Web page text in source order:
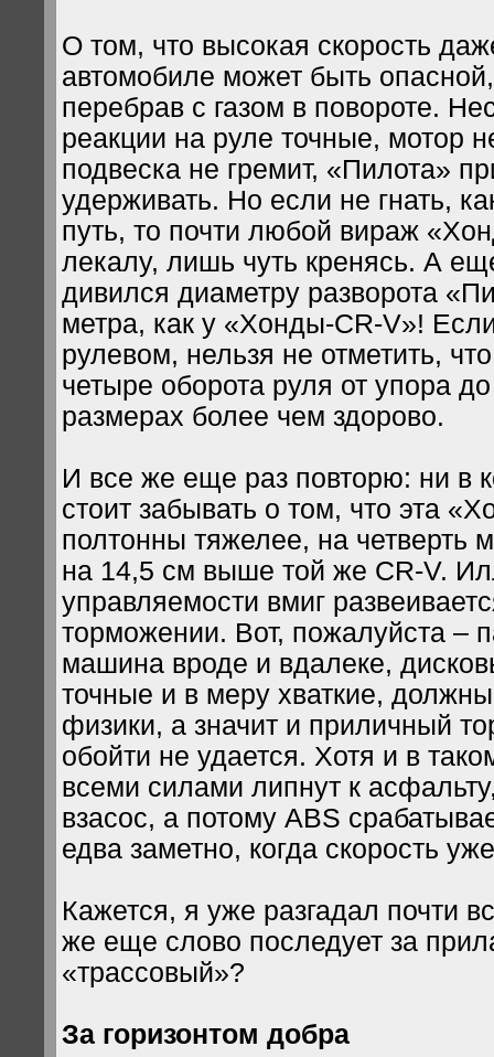
О том, что высокая скорость
автомобиле может быть
перебрав с газом в повороте.
реакции на руле точные, мотор
подвеска не гремит, «Пилота»
удерживать. Но если не гнать,
путь, то почти любой вираж
лекалу, лишь чуть кренясь. А
дивился диаметру разворота
метра, как у «Хонды-CR-V»!
рулевом, нельзя не отметить,
четыре оборота руля от упора
размерах более чем здорово.
И все же еще раз повторю: ни в
стоит забывать о том, что эта
полтонны тяжелее, на четверть
на 14,5 см выше той же CR-V.
управляемости вмиг
торможении. Вот, пожалуйста –
машина вроде и вдалеке,
точные и в меру хваткие,
физики, а значит и приличный
обойти не удается. Хотя и в
всеми силами липнут к
взасос, а потому ABS
едва заметно, когда скорость
Кажется, я уже разгадал почти
же еще слово последует за
«трассовый»?
За горизонтом добра